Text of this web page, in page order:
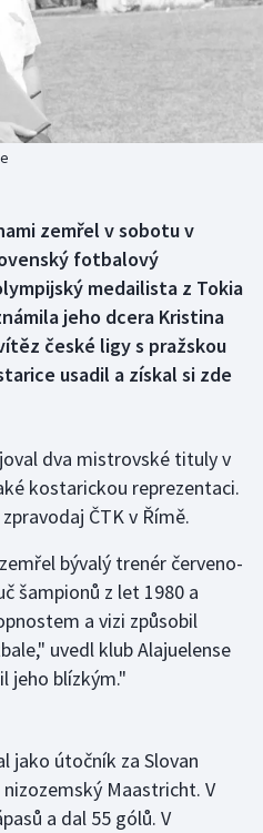
zemřel v sobotu v
fotbalový
medailista z Tokia
jeho dcera Kristina
české ligy s pražskou
usadil a získal si zde
dva mistrovské tituly v
kostarickou reprezentaci.
ČTK v Římě.
bývalý trenér červeno-
šampionů z let 1980 a
a vizi způsobil
uvedl klub Alajuelense
jeho blízkým."
jako útočník za Slovan
Maastricht. V
a dal 55 gólů. V